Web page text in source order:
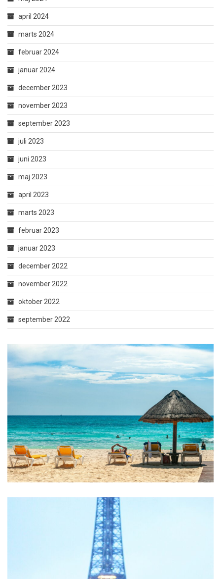
april 2024
marts 2024
februar 2024
januar 2024
december 2023
november 2023
september 2023
juli 2023
juni 2023
maj 2023
april 2023
marts 2023
februar 2023
januar 2023
december 2022
november 2022
oktober 2022
september 2022